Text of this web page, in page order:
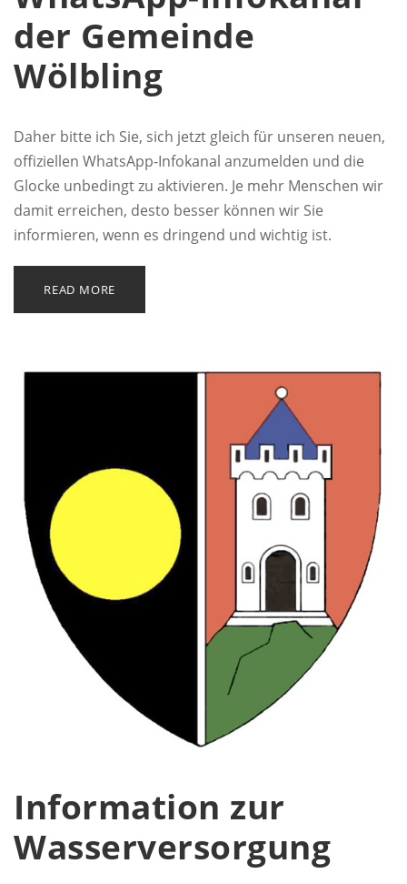
der Gemeinde
Wölbling
Daher bitte ich Sie, sich jetzt gleich für unseren neuen,
offiziellen WhatsApp-Infokanal anzumelden und die
Glocke unbedingt zu aktivieren. Je mehr Menschen wir
damit erreichen, desto besser können wir Sie
informieren, wenn es dringend und wichtig ist.
READ MORE
Information zur
Wasserversorgung